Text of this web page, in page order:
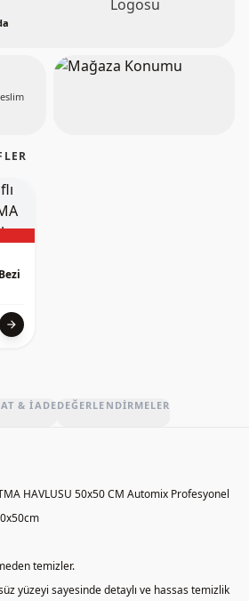
arrow_forward
& İADEDEĞERLENDIRMELER
HAVLUSU 50x50 CM Automix Profesyonel
temizler.
yüzeyi sayesinde detaylı ve hassas temizlik